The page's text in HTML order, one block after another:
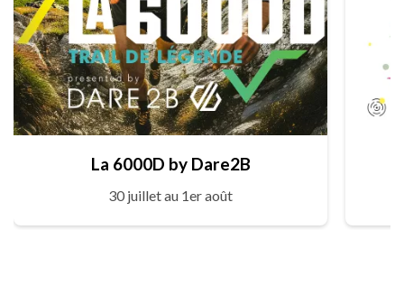
La 6000D by Dare2B
30 juillet au 1er août